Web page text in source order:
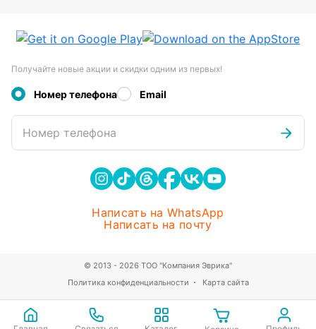
Получайте новые акции и скидки одним из первых!
Номер телефона Email
Номер телефона
Написать на WhatsApp
Написать на почту
Политика конфиденциальности Карта сайта
© 2013 - 2026 ТОО "Компания Эврика"